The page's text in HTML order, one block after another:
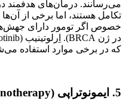
می‌رسانند. درمان‌های هدفمند
تکامل هستند، اما برخی از
خصوص اگر تومور دارای
که در برخی موارد استفاده
5. ایمونوتراپی (Immunotherapy)